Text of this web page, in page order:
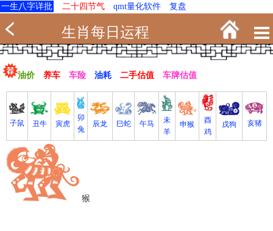
一生八字详批 二十四节气 qmt量化软件 复盘
生肖每日运程
油价 养车 车险 油耗 二手估值 车牌估值
子鼠 丑牛 寅虎
卯
兔
辰龙 巳蛇 午马
未
羊
申猴
酉
鸡
戌狗 亥猪
猴